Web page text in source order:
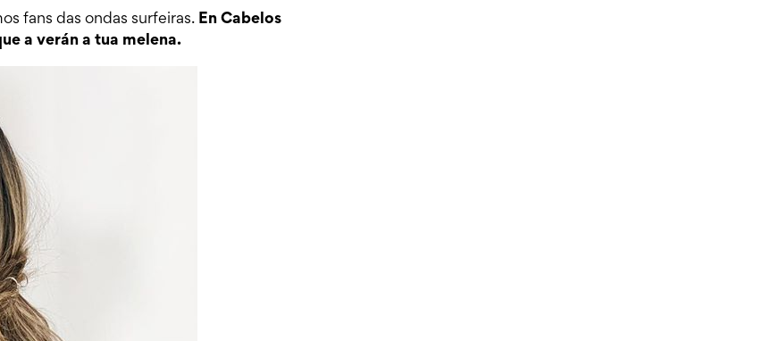
fans das ondas surfeiras. En Cabelos
a verán a tua melena.